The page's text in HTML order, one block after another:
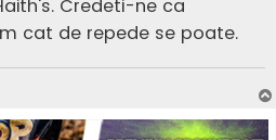
Credeti-ne ca
cat de repede se poate.